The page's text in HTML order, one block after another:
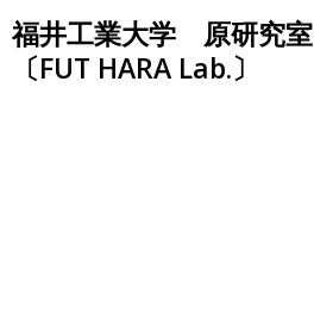
Skip
to
content
福井工業大学 原研究室
〔FUT HARA Lab.〕